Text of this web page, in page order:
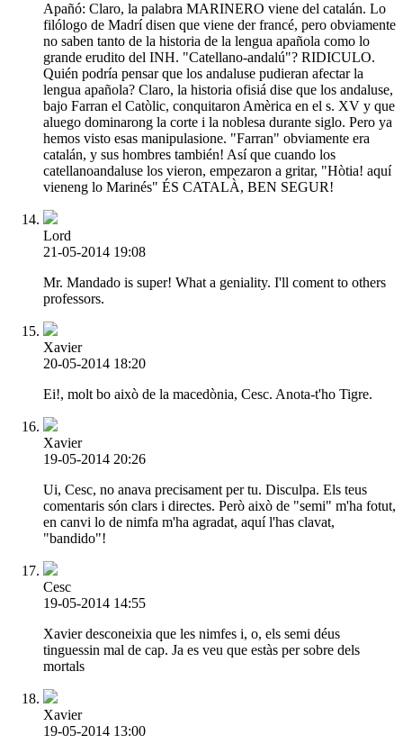
Apañó: Claro, la palabra MARINERO viene del catalán. Lo
filólogo de Madrí disen que viene der francé, pero obviamente
no saben tanto de la historia de la lengua apañola como lo
grande erudito del INH. "Catellano-andalú"? RIDICULO.
Quién podría pensar que los andaluse pudieran afectar la
lengua apañola? Claro, la historia ofisiá dise que los andaluse,
bajo Farran el Catòlic, conquitaron Amèrica en el s. XV y que
aluego dominarong la corte i la noblesa durante siglo. Pero ya
hemos visto esas manipulasione. "Farran" obviamente era
catalán, y sus hombres también! Así que cuando los
catellanoandaluse los vieron, empezaron a gritar, "Hòtia! aquí
vieneng lo Marinés" ÉS CATALÀ, BEN SEGUR!
Lord
21-05-2014 19:08
Mr. Mandado is super! What a geniality. I'll coment to others
professors.
Xavier
20-05-2014 18:20
Ei!, molt bo això de la macedònia, Cesc. Anota-t'ho Tigre.
Xavier
19-05-2014 20:26
Ui, Cesc, no anava precisament per tu. Disculpa. Els teus
comentaris són clars i directes. Però això de "semi" m'ha fotut,
en canvi lo de nimfa m'ha agradat, aquí l'has clavat,
"bandido"!
Cesc
19-05-2014 14:55
Xavier desconeixia que les nimfes i, o, els semi déus
tinguessin mal de cap. Ja es veu que estàs per sobre dels
mortals
Xavier
19-05-2014 13:00